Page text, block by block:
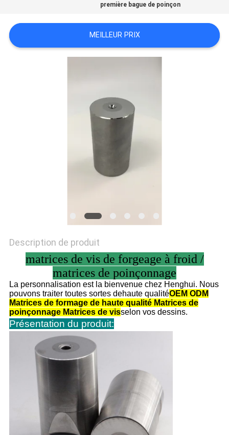
CONTACTEZ-
NOUS
POLITIQUE
CONFIDENTIALITÉ
première bague de poinçon
MEILLEUR PRIX
Description de produit
matrices de vis de forgeage à froid /
matrices de poinçonnage
La personnalisation est la bienvenue chez Henghui. Nous
pouvons traiter toutes sortes dehaute qualitéOEM ODM
Matrices de formage de haute qualité Matrices de
poinçonnage Matrices de visselon vos dessins.
Présentation du produit: